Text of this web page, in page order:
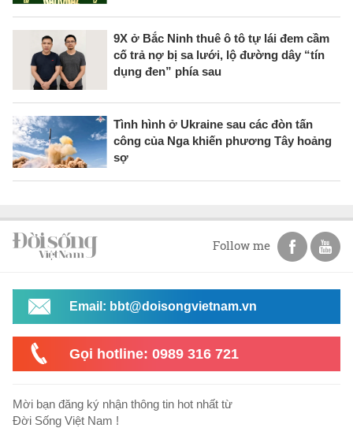
9X ở Bắc Ninh thuê ô tô tự lái đem cầm
cố trả nợ bị sa lưới, lộ đường dây “tín
dụng đen” phía sau
Tình hình ở Ukraine sau các đòn tấn
công của Nga khiến phương Tây hoảng
sợ
Follow me
Email: bbt@doisongvietnam.vn
Gọi hotline: 0989 316 721
Mời bạn đăng ký nhận thông tin hot nhất từ
Đời Sống Việt Nam !